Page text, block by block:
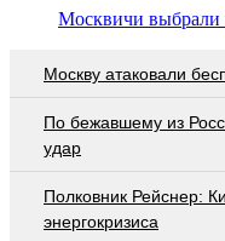
Москвичи выбрали
Москву атаковали
По бежавшему из
удар
Полковник Рейснер:
энергокризиса